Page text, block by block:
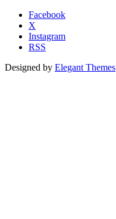
Facebook
X
Instagram
RSS
Designed by Elegant Themes